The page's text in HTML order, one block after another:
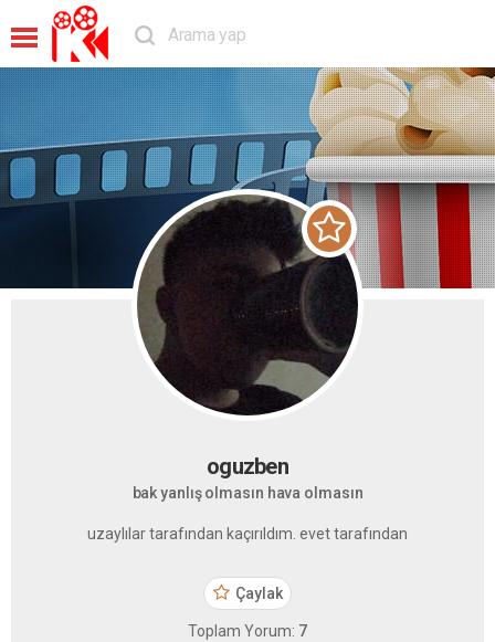
oguzben
bak yanlış olmasın hava olmasın
uzaylılar tarafından kaçırıldım. evet tarafından
Çaylak
Toplam Yorum: 7